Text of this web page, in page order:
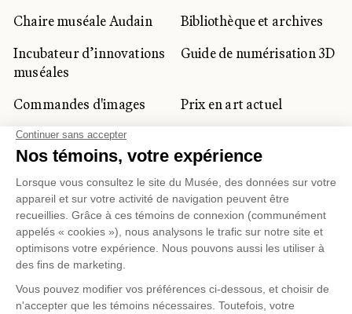
Chaire muséale Audain
Bibliothèque et archives
Incubateur d’innovations
muséales
Guide de numérisation 3D
Commandes d'images
Prix en art actuel
Prix Lynne-Cohen
CLIENTÈLE CORPORATIVE
ET PRIVÉE
Location d'espaces
Activités corporatives
professionnels du